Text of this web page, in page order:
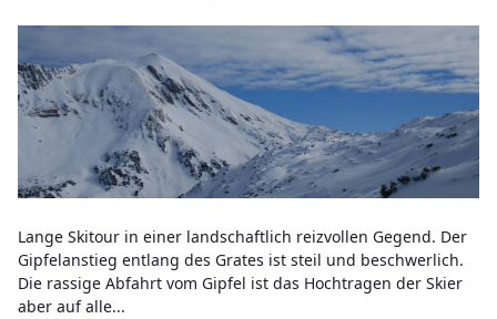
Lange Skitour in einer landschaftlich reizvollen Gegend. Der
Gipfelanstieg entlang des Grates ist steil und beschwerlich.
Die rassige Abfahrt vom Gipfel ist das Hochtragen der Skier
aber auf alle...